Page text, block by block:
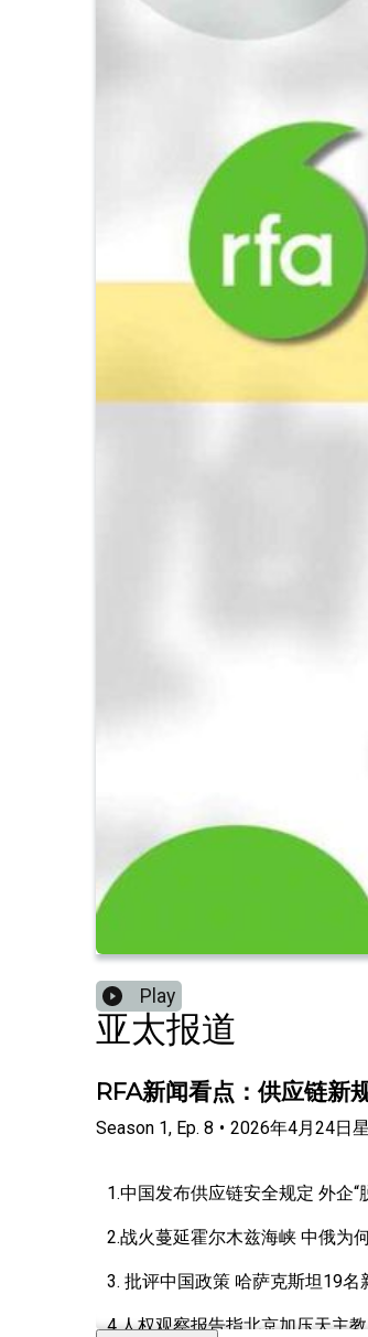
Play
亚太报道
RFA新闻看点：供应链新
Season 1, Ep. 8 • 2026年4月24日
1.中国发布供应链安全规定 外企“
2.战火蔓延霍尔木兹海峡 中俄为
3. 批评中国政策 哈萨克斯坦19名
4.人权观察报告指北京加压天主教